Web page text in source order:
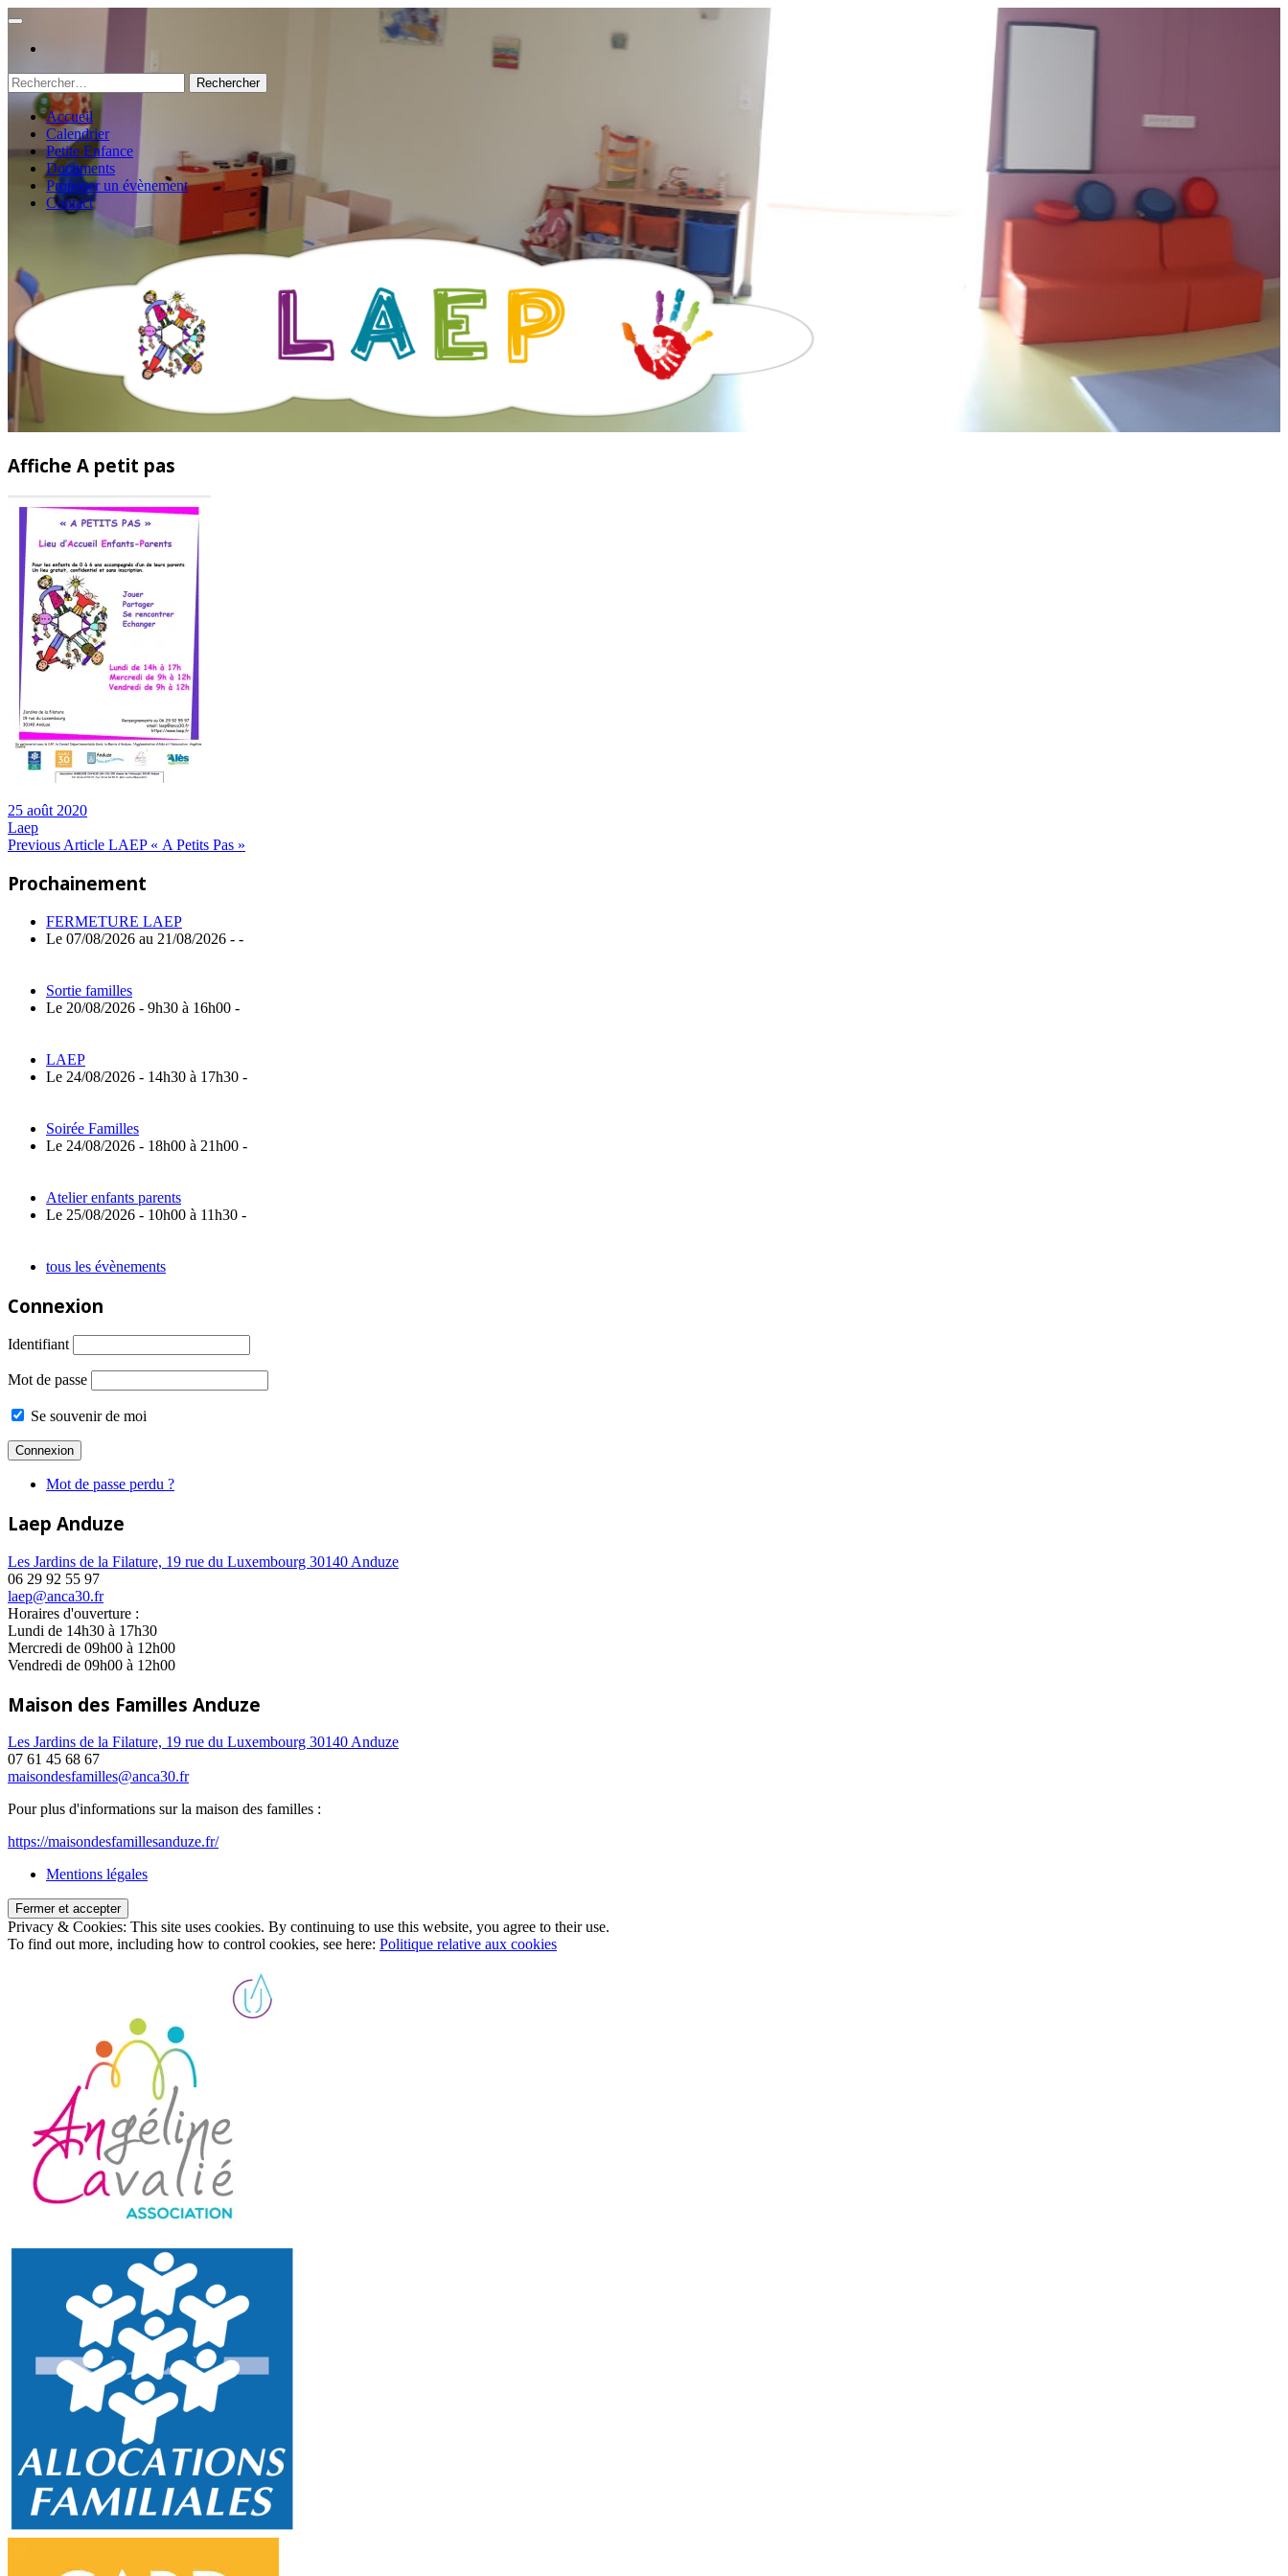
Rechercher :
Accueil
Calendrier
Petite Enfance
Documents
Proposer un évènement
Contact
Affiche A petit pas
25 août 2020
Laep
Navigation
de
l’article
Previous ArticlePrevious
LAEP « A Petits Pas »
Prochainement
FERMETURE LAEP
Le 07/08/2026 au 21/08/2026 - -
Sortie familles
Le 20/08/2026 - 9h30 à 16h00 -
LAEP
Le 24/08/2026 - 14h30 à 17h30 -
Soirée Familles
Le 24/08/2026 - 18h00 à 21h00 -
Atelier enfants parents
Le 25/08/2026 - 10h00 à 11h30 -
tous les évènements
Connexion
Identifiant
Mot de passe
Se souvenir de moi
Mot de passe perdu ?
Laep Anduze
Les Jardins de la Filature, 19 rue du Luxembourg 30140 Anduze
06 29 92 55 97
laep@anca30.fr
Horaires d'ouverture :
Lundi de 14h30 à 17h30
Mercredi de 09h00 à 12h00
Vendredi de 09h00 à 12h00
Maison des Familles Anduze
Les Jardins de la Filature, 19 rue du Luxembourg 30140 Anduze
07 61 45 68 67
maisondesfamilles@anca30.fr
Pour plus d'informations sur la maison des familles :
https://maisondesfamillesanduze.fr/
Mentions légales
Privacy & Cookies: This site uses cookies. By continuing to use this website, you agree to their use.
To find out more, including how to control cookies, see here: Politique relative aux cookies